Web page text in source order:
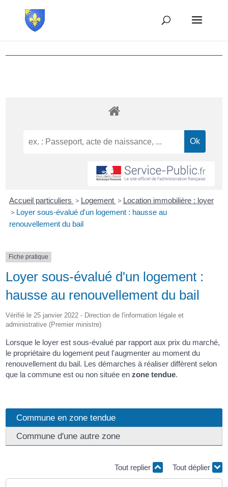
Accueil particuliers > Logement > Location immobilière : loyer
> Loyer sous-évalué d'un logement : hausse au
renouvellement du bail
Fiche pratique
Loyer sous-évalué d'un logement :
hausse au renouvellement du bail
Vérifié le 25 janvier 2022 - Direction de l'information légale et
administrative (Premier ministre)
Lorsque le loyer est sous-évalué par rapport aux prix du marché,
le propriétaire du logement peut l'augmenter au moment du
renouvellement du bail. Les démarches à réaliser diffèrent selon
que la commune est ou non située enzone tendue.
Commune en zone tendue
Commune d'une autre zone
Tout replier Tout déplier